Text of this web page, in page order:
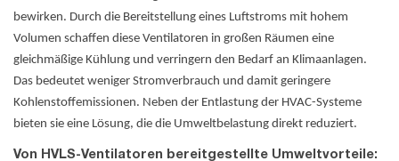
bewirken. Durch die Bereitstellung eines Luftstroms mit hohem
Volumen schaffen diese Ventilatoren in großen Räumen eine
gleichmäßige Kühlung und verringern den Bedarf an Klimaanlagen.
Das bedeutet weniger Stromverbrauch und damit geringere
Kohlenstoffemissionen. Neben der Entlastung der HVAC-Systeme
bieten sie eine Lösung, die die Umweltbelastung direkt reduziert.
Von HVLS-Ventilatoren bereitgestellte Umweltvorteile: